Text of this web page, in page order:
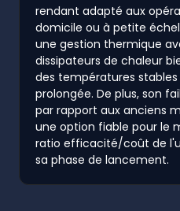
rendant adapté aux
domicile ou à petite
une gestion thermique
dissipateurs de chaleur
des températures
prolongée. De plus, son
par rapport aux anciens
une option fiable pour le
ratio efficacité/coût de
sa phase de lancement.